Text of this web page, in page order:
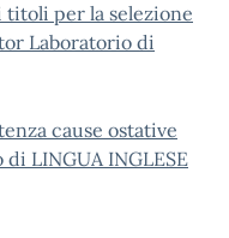
titoli per la selezione
Laboratorio di
cause ostative
LINGUA INGLESE